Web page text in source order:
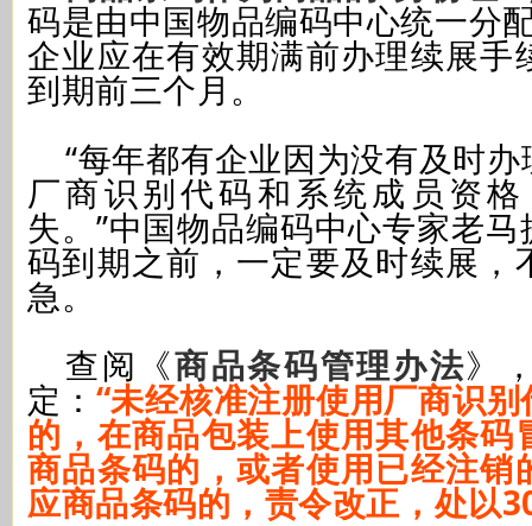
码是由中国物品编码中心统一分
企业应在有效期满前办理续展手
到期前三个月。
“每年都有企业因为没有及时
厂商识别代码和系统成员资
失。”中国物品编码中心专家老
码到期之前，一定要及时续展，
急。
查阅《商品条码管理办法》
定： “未经核准注册使用厂商识
的，在商品包装上使用其他条码
商品条码的，或者使用已经注销
应商品条码的，责令改正，处以